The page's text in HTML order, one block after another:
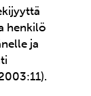
henkilö
ja